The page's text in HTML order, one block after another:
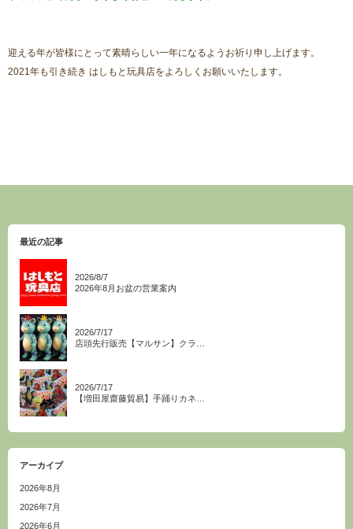
迎える年が皆様にとって素晴らしい一年になるようお祈り申し上げます。
2021年も引き続き はしもと玩具店をよろしくお願いいたします。
最近の記事
2026/8/7
2026年8月お盆の営業案内
2026/7/17
店頭先行販売【マルサン】クラ…
2026/7/17
【増田屋齋藤貿易】手踊りカネ…
アーカイブ
2026年8月
2026年7月
2026年6月